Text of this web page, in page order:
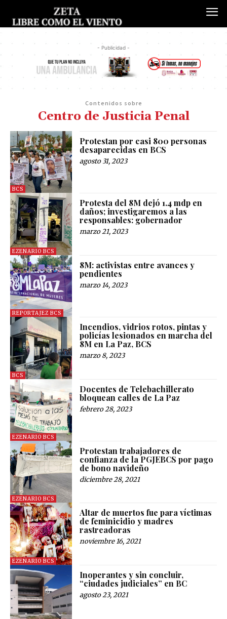
- Publicidad -
Contenidos sobre
Centro de Justicia Penal
BCS
Protestan por casi 800 personas
desaparecidas en BCS
agosto 31, 2023
EZENARIO BCS
Protesta del 8M dejó 1.4 mdp en
daños; investigaremos a las
responsables: gobernador
marzo 21, 2023
REPORTAJEZ BCS
8M: activistas entre avances y
pendientes
marzo 14, 2023
BCS
Incendios, vidrios rotos, pintas y
policías lesionados en marcha del
8M en La Paz, BCS
marzo 8, 2023
EZENARIO BCS
Docentes de Telebachillerato
bloquean calles de La Paz
febrero 28, 2023
EZENARIO BCS
Protestan trabajadores de
confianza de la PGJEBCS por pago
de bono navideño
diciembre 28, 2021
EZENARIO BCS
Altar de muertos fue para víctimas
de feminicidio y madres
rastreadoras
noviembre 16, 2021
Inoperantes y sin concluir,
“ciudades judiciales” en BC
agosto 23, 2021